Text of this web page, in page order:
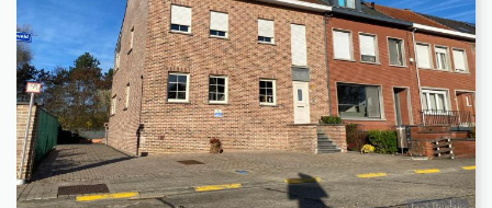
Verhuurd: Duplex
4
14 m²
-
139 m²